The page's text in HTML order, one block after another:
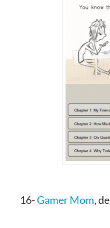
16-GamerMom,de